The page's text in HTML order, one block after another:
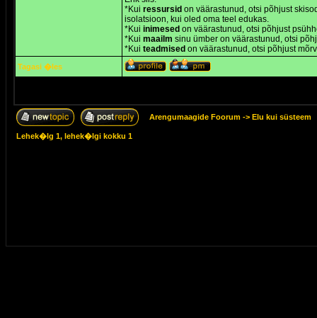
*Kui ressursid on väärastunud, otsi põhjust
isolatsioon, kui oled oma teel edukas.
*Kui inimesed on väärastunud, otsi põhjust
*Kui maailm sinu ümber on väärastunud, otsi
*Kui teadmised on väärastunud, otsi põhjust
Tagasi �les
Arengumaagide Foorum -> Elu kui süsteem
Lehek�lg 1, lehek�lgi kokku 1